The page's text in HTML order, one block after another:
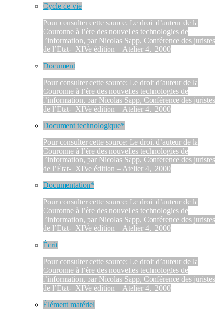
Cycle de vie
Pour consulter cette source: Le droit d’auteur de la
Couronne à l’ère des nouvelles technologies de
l’information, par Nicolas Sapp, Conférence des juristes
de l’État- XIVe édition – Atelier 4, 2000
Document
Pour consulter cette source: Le droit d’auteur de la
Couronne à l’ère des nouvelles technologies de
l’information, par Nicolas Sapp, Conférence des juristes
de l’État- XIVe édition – Atelier 4, 2000
Document technologique*
Pour consulter cette source: Le droit d’auteur de la
Couronne à l’ère des nouvelles technologies de
l’information, par Nicolas Sapp, Conférence des juristes
de l’État- XIVe édition – Atelier 4, 2000
Documentation*
Pour consulter cette source: Le droit d’auteur de la
Couronne à l’ère des nouvelles technologies de
l’information, par Nicolas Sapp, Conférence des juristes
de l’État- XIVe édition – Atelier 4, 2000
Écrit
Pour consulter cette source: Le droit d’auteur de la
Couronne à l’ère des nouvelles technologies de
l’information, par Nicolas Sapp, Conférence des juristes
de l’État- XIVe édition – Atelier 4, 2000
Élément matériel